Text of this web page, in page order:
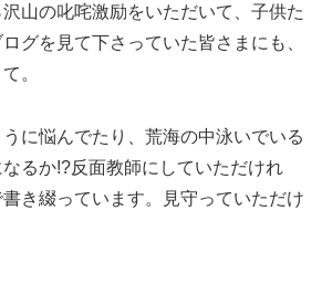
山の叱咤激励をいただいて、子供た
グを見て下さっていた皆さまにも、
。
に悩んでたり、荒海の中泳いでいる
るか!?反面教師にしていただけれ
き綴っています。見守っていただけ